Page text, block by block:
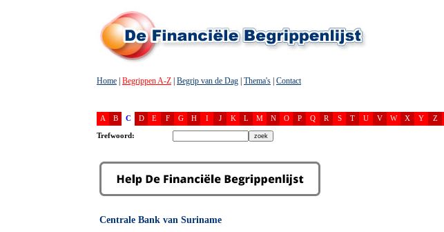
Home Begrippen A-Z Begrip van de Dag Thema's Contact
A B C D E F G H I J K L M N O P Q R S T U V W X Y Z
Trefwoord:
Centrale Bank van Suriname